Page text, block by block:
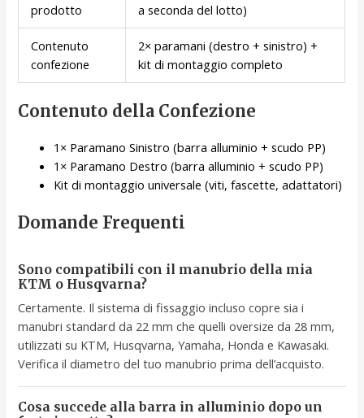
prodotto
a seconda del lotto)
Contenuto
confezione
2× paramani (destro + sinistro) +
kit di montaggio completo
Contenuto della Confezione
1× Paramano Sinistro (barra alluminio + scudo PP)
1× Paramano Destro (barra alluminio + scudo PP)
Kit di montaggio universale (viti, fascette, adattatori)
Domande Frequenti
Sono compatibili con il manubrio della mia
KTM o Husqvarna?
Certamente. Il sistema di fissaggio incluso copre sia i
manubri standard da 22 mm che quelli oversize da 28 mm,
utilizzati su KTM, Husqvarna, Yamaha, Honda e Kawasaki.
Verifica il diametro del tuo manubrio prima dell’acquisto.
Cosa succede alla barra in alluminio dopo un